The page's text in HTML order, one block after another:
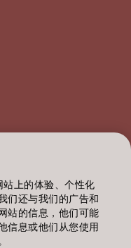
夥伴
上的体验、个性化
们还与我们的广告和
站的信息，他们可能
信息或他们从您使用